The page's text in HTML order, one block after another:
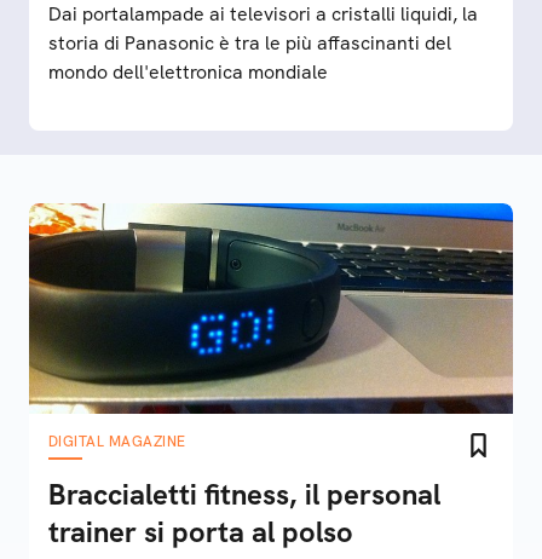
Dai portalampade ai televisori a cristalli liquidi, la
storia di Panasonic è tra le più affascinanti del
mondo dell'elettronica mondiale
DIGITAL MAGAZINE
Braccialetti fitness, il personal
trainer si porta al polso